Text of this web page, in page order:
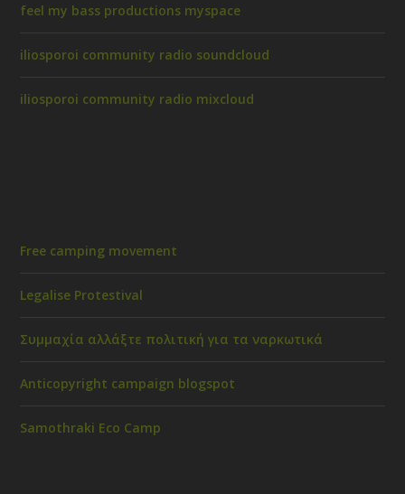
feel my bass productions myspace
iliosporoi community radio soundcloud
iliosporoi community radio mixcloud
Free camping movement
Legalise Protestival
Συμμαχία αλλάξτε πολιτική για τα ναρκωτικά
Anticopyright campaign blogspot
Samothraki Eco Camp